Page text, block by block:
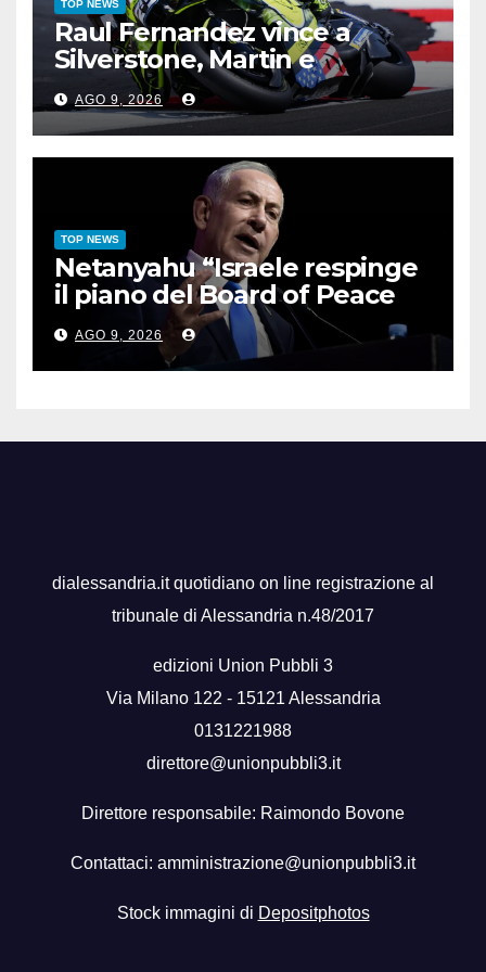
TOP NEWS
Raul Fernandez vince a
Silverstone, Martin e
Bezzecchi sul podio
AGO 9, 2026
TOP NEWS
Netanyahu “Israele respinge
il piano del Board of Peace
per Gaza”
AGO 9, 2026
dialessandria.it quotidiano on line registrazione al
tribunale di Alessandria n.48/2017
edizioni Union Pubbli 3
Via Milano 122 - 15121 Alessandria
0131221988
direttore@unionpubbli3.it
Direttore responsabile: Raimondo Bovone
Contattaci: amministrazione@unionpubbli3.it
Stock immagini di Depositphotos